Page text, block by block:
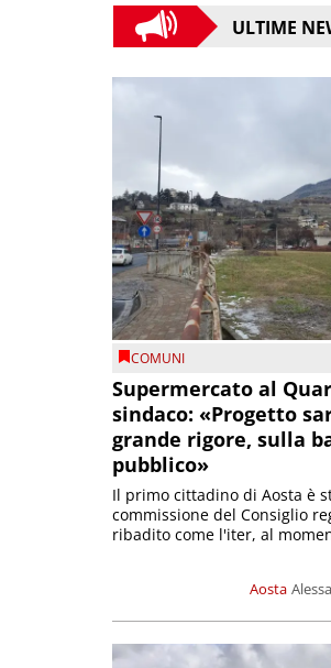
ULTIME
COMUNI
Supermercato al
sindaco: «Progetto
grande rigore, sulla
pubblico»
Aosta
Il primo cittadino di Aosta è
commissione del Consiglio
ribadito come l'iter, al